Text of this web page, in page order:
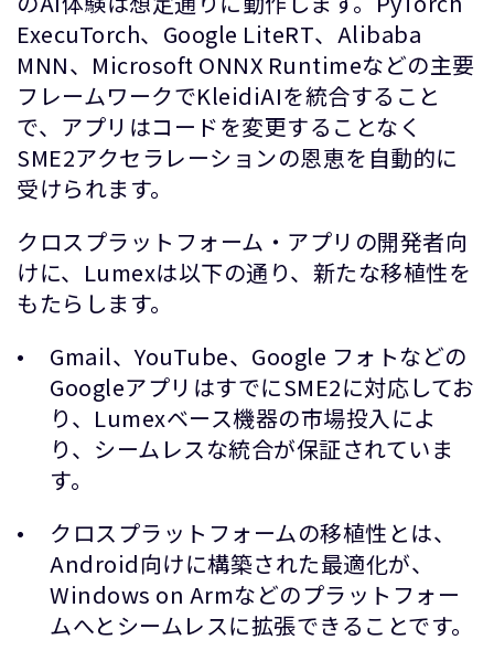
ExecuTorch、Google LiteRT、Alibaba
MNN、Microsoft ONNX Runtimeなどの主要
フレームワークでKleidiAIを統合すること
で、アプリはコードを変更することなく
SME2アクセラレーションの恩恵を自動的に
受けられます。
クロスプラットフォーム・アプリの開発者向
けに、Lumexは以下の通り、新たな移植性を
もたらします。
Gmail、YouTube、Google フォトなどの
GoogleアプリはすでにSME2に対応してお
り、Lumexベース機器の市場投入によ
り、シームレスな統合が保証されていま
す。
クロスプラットフォームの移植性とは、
Android向けに構築された最適化が、
Windows on Armなどのプラットフォー
ムへとシームレスに拡張できることです。